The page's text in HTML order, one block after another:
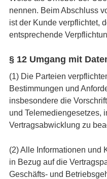
nennen. Beim Abschluss
ist der Kunde verpflichtet,
entsprechende
§ 12 Umgang mit
(1) Die Parteien
Bestimmungen und
insbesondere die
und Telemediengesetzes,
Vertragsabwicklung zu
(2) Alle Informationen und
in Bezug auf die
Geschäfts- und